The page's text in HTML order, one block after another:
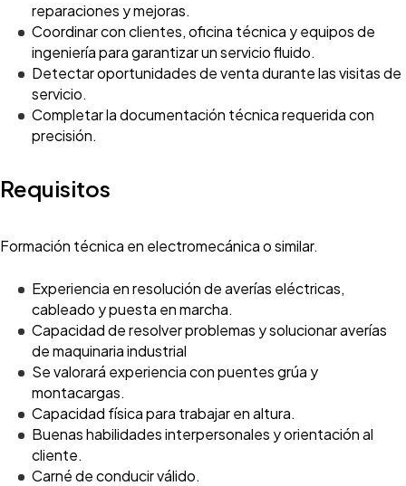
reparaciones y mejoras.
Coordinar con clientes, oficina técnica y equipos de
ingeniería para garantizar un servicio fluido.
Detectar oportunidades de venta durante las visitas de
servicio.
Completar la documentación técnica requerida con
precisión.
Requisitos
Formación técnica en electromecánica o similar.
Experiencia en resolución de averías eléctricas,
cableado y puesta en marcha.
Capacidad de resolver problemas y solucionar averías
de maquinaria industrial
Se valorará experiencia con puentes grúa y
montacargas.
Capacidad física para trabajar en altura.
Buenas habilidades interpersonales y orientación al
cliente.
Carné de conducir válido.